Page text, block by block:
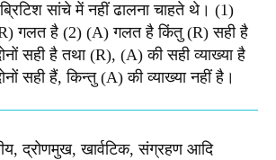
सांचे में नहीं ढालना चाहते थे। (1)
गलत है (2) (A) गलत है किंतु (R) सही है
सही है तथा (R), (A) की सही व्याख्या है
सही हैं, किन्तु (A) की व्याख्या नहीं है।
द्रोणमुख, खार्वटिक, संग्रहण आदि